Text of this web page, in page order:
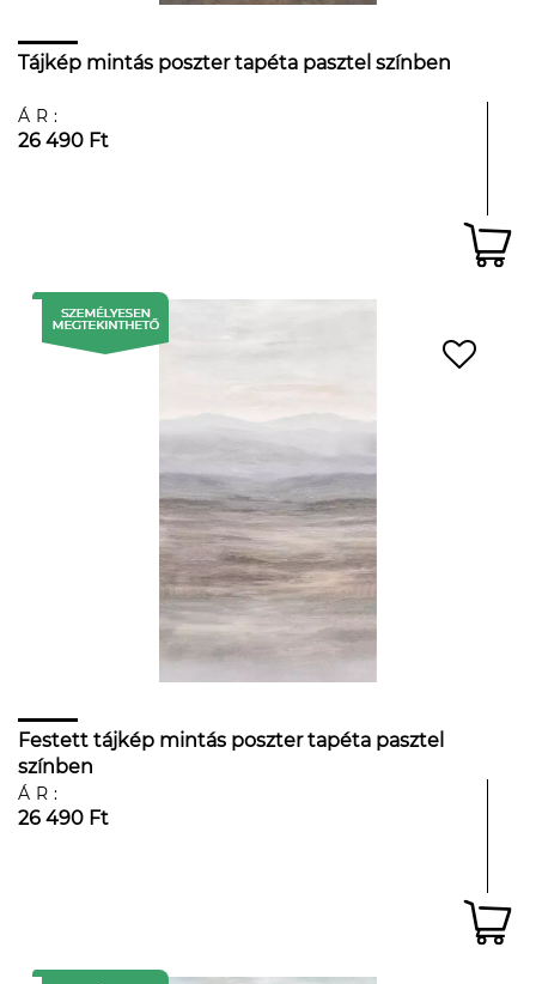
Tájkép mintás poszter tapéta pasztel színben
ÁR:
26 490 Ft
Festett tájkép mintás poszter tapéta pasztel
színben
ÁR:
26 490 Ft